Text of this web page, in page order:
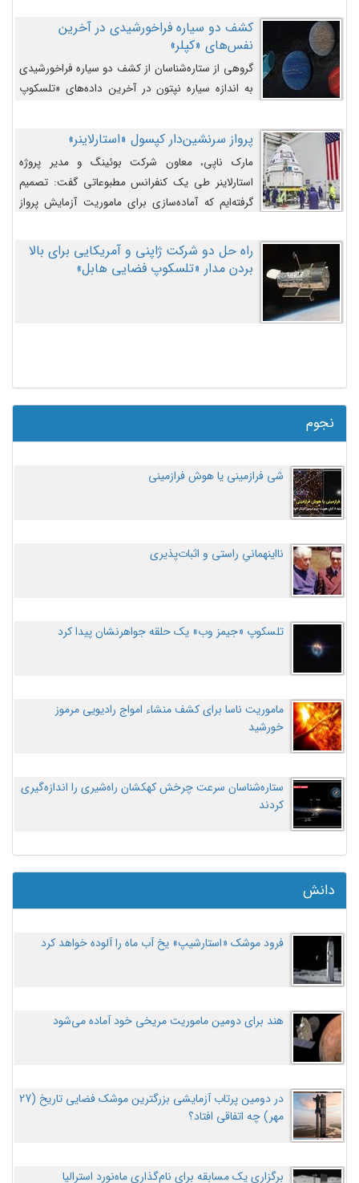
کشف دو سیاره فراخورشیدی در آخرین
نفس‌های «کپلر»
گروهی از ستاره‌شناسان از کشف دو سیاره فراخورشیدی
به اندازه سیاره نپتون در آخرین داده‌های «تلسکوپ
پرواز سرنشین‌دار کپسول «استارلاینر»
مارک ناپی، معاون شرکت بوئینگ و مدیر پروژه
استارلاینر طی یک کنفرانس مطبوعاتی گفت: تصمیم
گرفته‌ایم که آماده‌سازی برای ماموریت آزمایش پرواز
اصلاح کنیم.
راه حل دو شرکت ژاپنی و آمریکایی برای بالا
بردن مدار «تلسکوپ فضایی هابل»
نجوم
شی فرازمینی یا هوش فرازمینی
نااینهمانیِ راستی و اثبات‌پذیری
تلسکوپ «جیمز وب» یک حلقه جواهرنشان پیدا کرد
ماموریت ناسا برای کشف منشاء امواج رادیویی مرموز
خورشید
ستاره‌شناسان سرعت چرخش کهکشان راه‌شیری را اندازه‌گیری
کردند
دانش
فرود موشک «استارشیپ» یخ آب ماه را آلوده خواهد کرد
هند برای دومین ماموریت مریخی خود آماده می‌شود
در دومین پرتاب آزمایشی بزرگترین موشک فضایی تاریخ (27
مهر‌) چه اتفاقی افتاد؟
برگزاری یک مسابقه برای نام‌گذاری ماه‌نورد استرالیا